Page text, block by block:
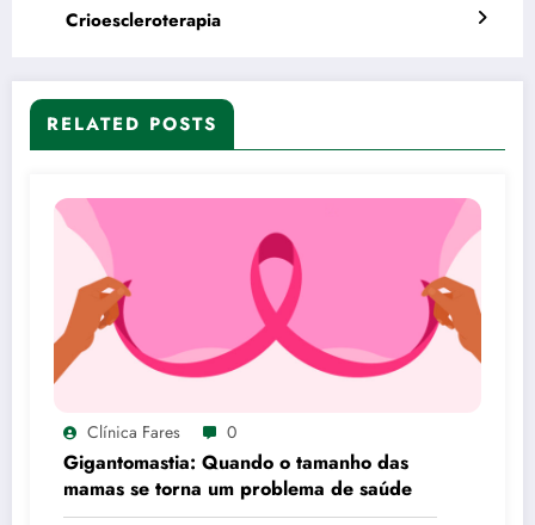
Crioescleroterapia
RELATED POSTS
Clínica Fares 0
Gigantomastia: Quando o tamanho das
mamas se torna um problema de saúde